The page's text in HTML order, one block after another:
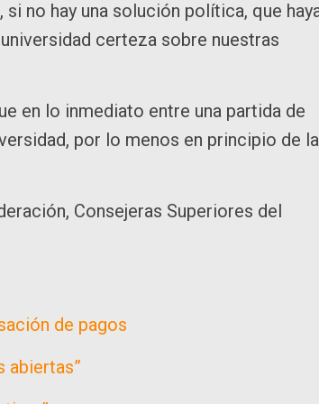
no hay una solución política, que
certeza sobre nuestras
en lo inmediato entre una partida de
por lo menos en principio de la
Consejeras Superiores del
de pagos
abiertas”